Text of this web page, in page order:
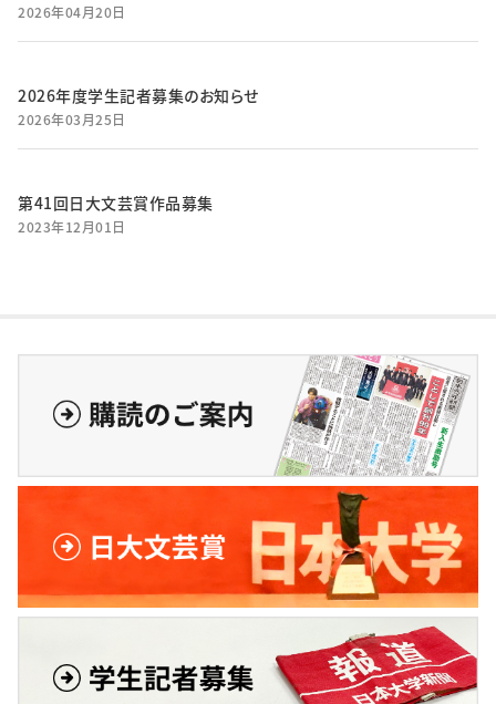
2026年04月20日
2026年度学生記者募集のお知らせ
2026年03月25日
第41回日大文芸賞作品募集
2023年12月01日